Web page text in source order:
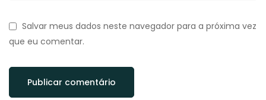
Salvar meus dados neste navegador para a próxima vez
que eu comentar.